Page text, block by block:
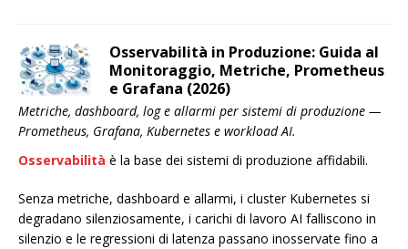
Osservabilità in Produzione: Guida al
Monitoraggio, Metriche, Prometheus
e Grafana (2026)
Metriche, dashboard, log e allarmi per sistemi di produzione —
Prometheus, Grafana, Kubernetes e workload AI.
Osservabilità è la base dei sistemi di produzione affidabili.
Senza metriche, dashboard e allarmi, i cluster Kubernetes si
degradano silenziosamente, i carichi di lavoro AI falliscono in
silenzio e le regressioni di latenza passano inosservate fino a